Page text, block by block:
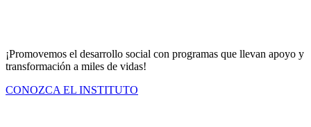
¡Promovemos el desarrollo social con programas que llevan apoyo y
transformación a miles de vidas!
CONOZCA EL INSTITUTO